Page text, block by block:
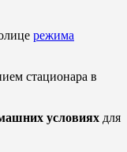
режима
стационара в
условиях для